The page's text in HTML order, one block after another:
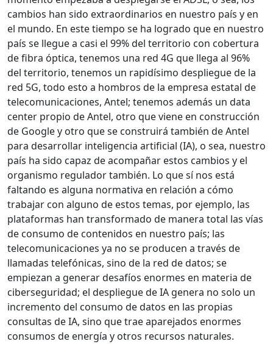
cambios han sido extraordinarios en nuestro país y en
el mundo. En este tiempo se ha logrado que en nuestro
país se llegue a casi el 99% del territorio con cobertura
de fibra óptica, tenemos una red 4G que llega al 96%
del territorio, tenemos un rapidísimo despliegue de la
red 5G, todo esto a hombros de la empresa estatal de
telecomunicaciones, Antel; tenemos además un data
center propio de Antel, otro que viene en construcción
de Google y otro que se construirá también de Antel
para desarrollar inteligencia artificial (IA), o sea, nuestro
país ha sido capaz de acompañar estos cambios y el
organismo regulador también. Lo que sí nos está
faltando es alguna normativa en relación a cómo
trabajar con alguno de estos temas, por ejemplo, las
plataformas han transformado de manera total las vías
de consumo de contenidos en nuestro país; las
telecomunicaciones ya no se producen a través de
llamadas telefónicas, sino de la red de datos; se
empiezan a generar desafíos enormes en materia de
ciberseguridad; el despliegue de IA genera no solo un
incremento del consumo de datos en las propias
consultas de IA, sino que trae aparejados enormes
consumos de energía y otros recursos naturales.